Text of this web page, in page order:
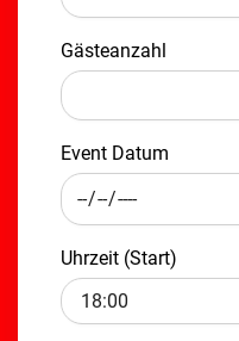
Gästeanzahl
Event Datum
Uhrzeit (Start)